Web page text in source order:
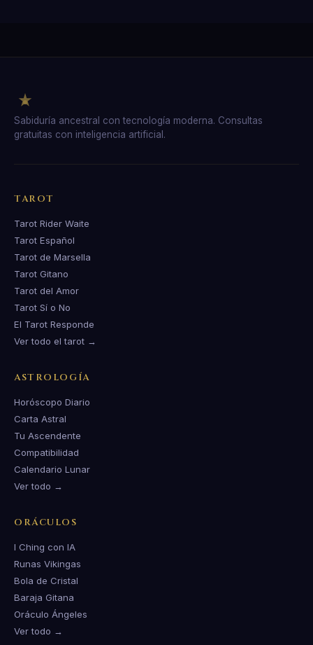
Sabiduría ancestral con tecnología moderna. Consultas
gratuitas con inteligencia artificial.
TAROT
Tarot Rider Waite
Tarot Español
Tarot de Marsella
Tarot Gitano
Tarot del Amor
Tarot Sí o No
El Tarot Responde
Ver todo el tarot →
ASTROLOGÍA
Horóscopo Diario
Carta Astral
Tu Ascendente
Compatibilidad
Calendario Lunar
Ver todo →
ORÁCULOS
I Ching con IA
Runas Vikingas
Bola de Cristal
Baraja Gitana
Oráculo Ángeles
Ver todo →